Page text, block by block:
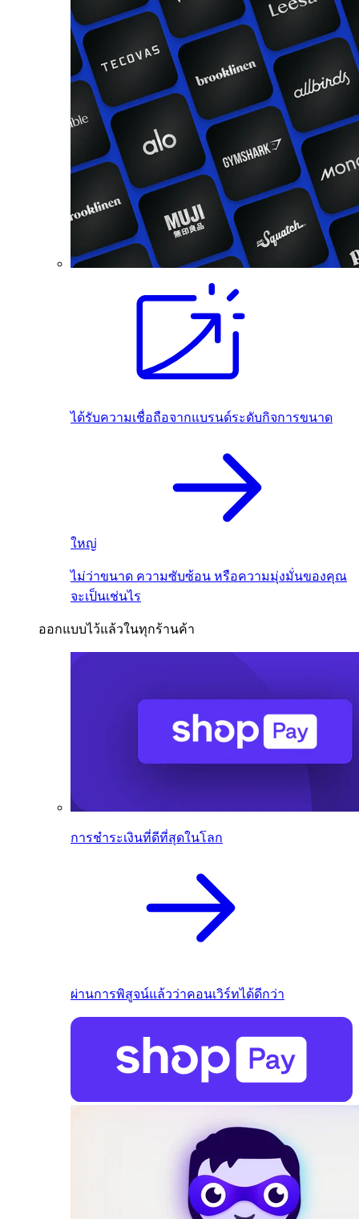
ได้รับความเชื่อถือจากแบรนด์ระดับกิจการขนาด
ใหญ่
ไม่ว่าขนาด ความซับซ้อน หรือความมุ่งมั่นของคุณ
จะเป็นเช่นไร
ออกแบบไว้แล้วในทุกร้านค้า
การชำระเงินที่ดีที่สุดในโลก
ผ่านการพิสูจน์แล้วว่าคอนเวิร์ทได้ดีกว่า